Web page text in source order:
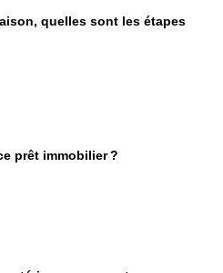
quelles sont les étapes
prêt immobilier ?